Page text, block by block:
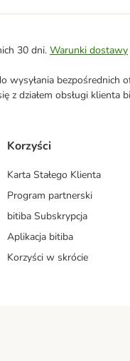
30 dni. Warunki dostawy
bezpośrednich
z działem obsługi klienta
Korzyści
Karta Stałego Klienta
Program partnerski
bitiba Subskrypcja
Aplikacja bitiba
Korzyści w skrócie